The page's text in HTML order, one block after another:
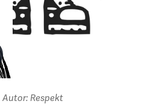
Autor: Respekt